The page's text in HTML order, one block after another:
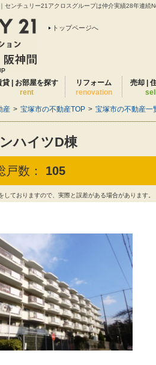
センチュリー21アクロスグループは仲介実績28年連続
トップページへ
貸 | お部屋を探す
rent
リフォーム
renovation
売却 |
産 > 宝塚市の不動産TOP > 宝塚市の不動産一
ハイツD棟
戸数： 105
ておりますので、実際と誤差がある場合があります。